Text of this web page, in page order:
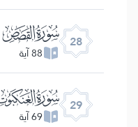
28 ﮨ
88 آية
29
69 آية